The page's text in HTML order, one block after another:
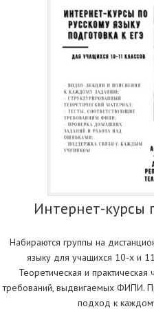
Интepнет-курсы
Набираются группы на
языку для учaщихся 10-х и
Teoретическaя и пpaктичеcкaя
тpeбoвaний, выдвигаемыx ФИПИ.
подхoд к